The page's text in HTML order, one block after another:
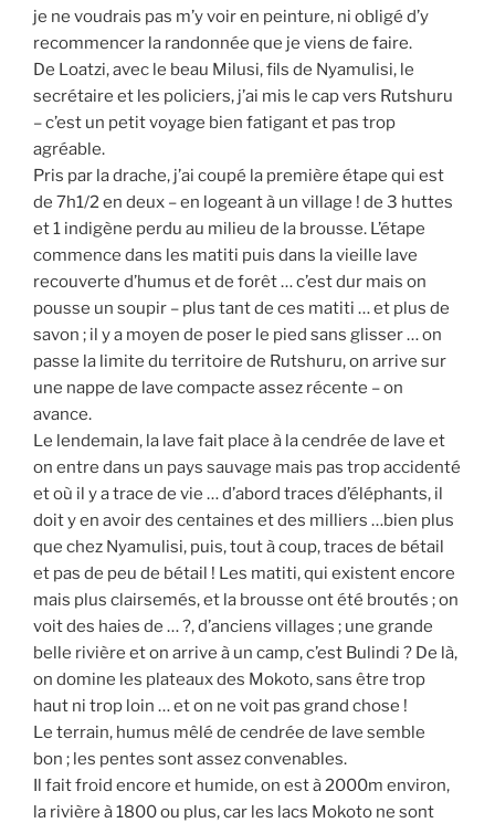
je ne voudrais pas m’y voir en peinture, ni obligé d’y
recommencer la randonnée que je viens de faire.
De Loatzi, avec le beau Milusi, fils de Nyamulisi, le
secrétaire et les policiers, j’ai mis le cap vers Rutshuru
– c’est un petit voyage bien fatigant et pas trop
agréable.
Pris par la drache, j’ai coupé la première étape qui est
de 7h1/2 en deux – en logeant à un village ! de 3 huttes
et 1 indigène perdu au milieu de la brousse. L’étape
commence dans les matiti puis dans la vieille lave
recouverte d’humus et de forêt … c’est dur mais on
pousse un soupir – plus tant de ces matiti … et plus de
savon ; il y a moyen de poser le pied sans glisser … on
passe la limite du territoire de Rutshuru, on arrive sur
une nappe de lave compacte assez récente – on
avance.
Le lendemain, la lave fait place à la cendrée de lave et
on entre dans un pays sauvage mais pas trop accidenté
et où il y a trace de vie … d’abord traces d’éléphants, il
doit y en avoir des centaines et des milliers …bien plus
que chez Nyamulisi, puis, tout à coup, traces de bétail
et pas de peu de bétail ! Les matiti, qui existent encore
mais plus clairsemés, et la brousse ont été broutés ; on
voit des haies de … ?, d’anciens villages ; une grande
belle rivière et on arrive à un camp, c’est Bulindi ? De là,
on domine les plateaux des Mokoto, sans être trop
haut ni trop loin … et on ne voit pas grand chose !
Le terrain, humus mêlé de cendrée de lave semble
bon ; les pentes sont assez convenables.
Il fait froid encore et humide, on est à 2000m environ,
la rivière à 1800 ou plus, car les lacs Mokoto ne sont